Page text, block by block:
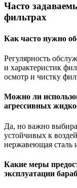
Часто
фильтрах
Как часто нужно
Регулярность
и характеристик
осмотр и чистку
Можно ли
агрессивных
Да, но важно
устойчивых к
нержавеющая сталь
Какие меры
эксплуатации